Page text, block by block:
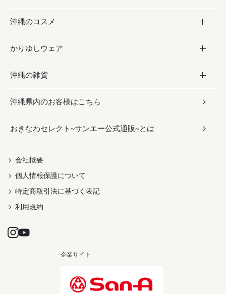
沖縄そば／乾麺
レトルト食品
乾物／粉類
塩
お酢／ドレッシング
しょうゆ
みそ
だし／スパイス／島唐辛子
黒糖
ちんすこう
伝統菓子
スナック
おつまみ
紅芋
お酒・ドリンク
泡盛
ビール・チューハイ
ワイン・ウィスキー・カクテル
ドリンク
茶葉
沖縄のコスメ
コスメ
スキンケア
ボディケア
ヘアケア
UVケア
かりゆしウェア
かりゆしウェア
メンズ
レディース
沖縄の雑貨
雑貨
沖縄ファッション
伝統工芸品
沖縄県内のお客様はこちら
おきなわセレクト~サンエー公式通販~とは
会社概要
個人情報保護について
特定商取引法に基づく表記
利用規約
企業サイト